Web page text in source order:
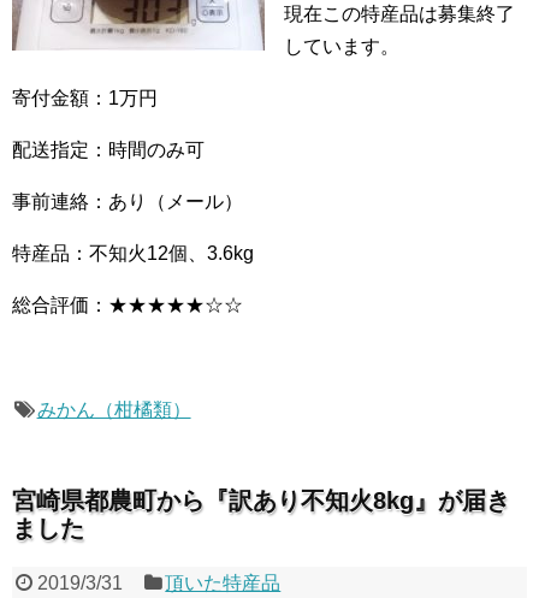
現在この特産品は募集終了
しています。
寄付金額：1万円
配送指定：時間のみ可
事前連絡：あり（メール）
特産品：不知火12個、3.6kg
総合評価：★★★★★☆☆
みかん（柑橘類）
宮崎県都農町から『訳あり不知火8kg』が届き
ました
2019/3/31 頂いた特産品